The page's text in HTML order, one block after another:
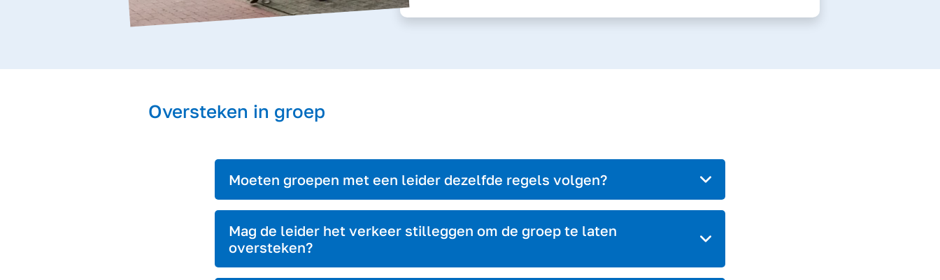
Oversteken in groep
Moeten groepen met een leider dezelfde regels volgen?
Mag de leider het verkeer stilleggen om de groep te laten
oversteken?